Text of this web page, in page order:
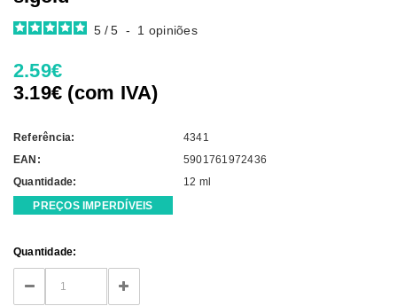
5 / 5 - 1 opiniões
2.59€
3.19€ (com IVA)
Referência:
4341
EAN:
5901761972436
Quantidade:
12 ml
PREÇOS IMPERDÍVEIS
Current
Stock:
Quantidade:
DECREASE
QUANTITY:
INCREASE
QUANTITY: